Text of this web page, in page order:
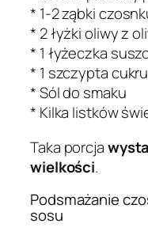
* 1-2 ząbki
* 2 łyżki oliwy z
* 1 łyżeczka
* 1 szczypta cukru
* Sól do smaku
* Kilka listków
Taka porcja
wielkości.
Podsmażanie
sosu